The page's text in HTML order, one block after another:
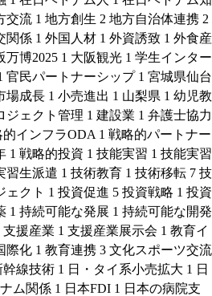
交流 1 地方創生 2 地方自治体連携 2
関係 1 外国人材 1 外資誘致 1 外食産
万博2025 1 大阪観光 1 学生インター
官民パートナーシップ 1 宮城県仙台
場成長 1 小売進出 1 山梨県 1 幼児教
ジェクト管理 1 建設業 1 弁護士協力
的インフラODA 1 戦略的パートナー
1 戦略的投資 1 技能実習 1 技能実習
習生派遣 1 技術教育 1 技術移転 7 技
ェクト 1 投資促進 5 投資戦略 1 投資
1 持続可能な発展 1 持続可能な開発
支援産業 1 支援産業展示会 1 教育イ
際化 1 教育連携 3 文化スポーツ交流
幹線技術 1 日・タイ系小売拡大 1 日
ム関係 1 日本FDI 1 日本の病院支